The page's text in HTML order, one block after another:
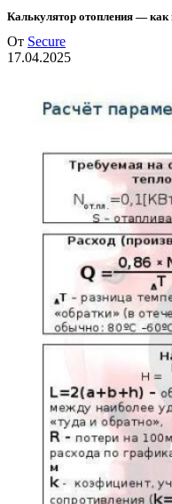
Калькулятор отопления — как
От Secure
17.04.2025